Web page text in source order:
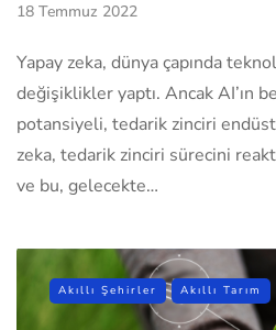
18 Temmuz 2022
Yapay zeka, dünya çapında
değişiklikler yaptı. Ancak AI’ın
potansiyeli, tedarik zinciri
zeka, tedarik zinciri sürecini
ve bu, gelecekte…
Akıllı Şehirler Akıllı Tarım